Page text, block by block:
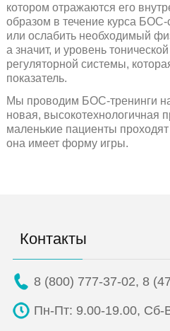
котором отражаются его
образом в течение курса
или ослабить необходимый
а значит, и уровень
регуляторной системы,
показатель.
Мы проводим БОС-тренинги
новая, высокотехнологичная
маленькие пациенты проходят
она имеет форму игры.
Контакты
8 (800) 777-37-02, 8
Пн-Пт: 9.00-19.00, Сб-